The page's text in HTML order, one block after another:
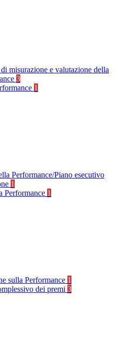
di misurazione e valutazione della
3
1
Performance/Piano esecutivo
1
Performance 1
sulla Performance 1
dei premi 3